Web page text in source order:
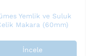
Yemlik ve Suluk
Makara (60mm)
İncele